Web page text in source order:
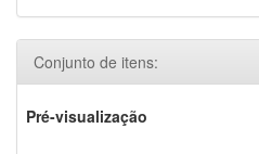
Conjunto de itens:
Pré-visualização